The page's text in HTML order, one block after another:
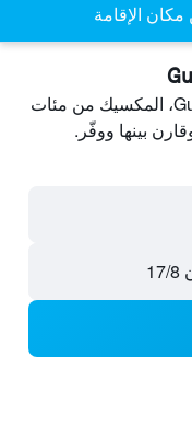
مكان الإقامة
ابحث عن بيوت العطلات في Guadalupe، المكسيك من مئات
8